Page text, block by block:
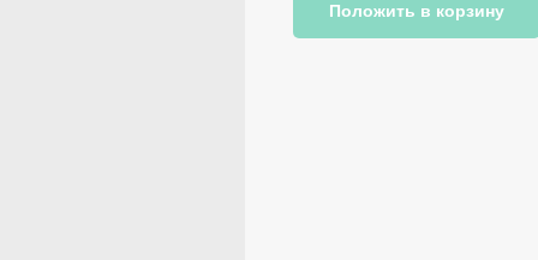
Положить в корзину